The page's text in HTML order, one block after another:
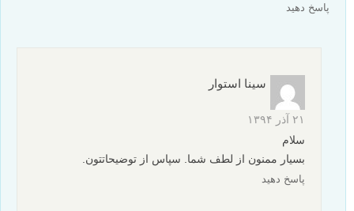
پاسخ دهید
سینا استوار
۲۱ آذر ۱۳۹۴
سلام
بسیار ممنون از لطف شما. سپاس از توضیحاتتون.
پاسخ دهید